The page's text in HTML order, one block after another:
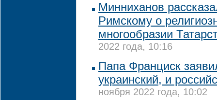
Минниханов
Римскому о
многообразии
2022 года, 10:16
Папа Франциск
украинский, и
ноября 2022 года, 10:02